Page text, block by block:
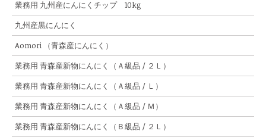
業務用 九州産にんにくチップ 10kg
九州産黒にんにく
Aomori （青森産にんにく）
業務用 青森産新物にんにく（Ａ級品 / ２Ｌ）
業務用 青森産新物にんにく（Ａ級品 / Ｌ）
業務用 青森産新物にんにく（Ａ級品 / Ｍ）
業務用 青森産新物にんにく（Ｂ級品 / ２Ｌ）